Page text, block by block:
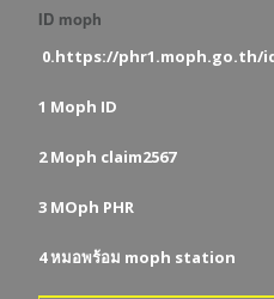
ID moph
0.https://phr1.moph.go.th/
1 Moph ID
2 Moph claim2567
3 MOph PHR
4 หมอพร้อม moph station